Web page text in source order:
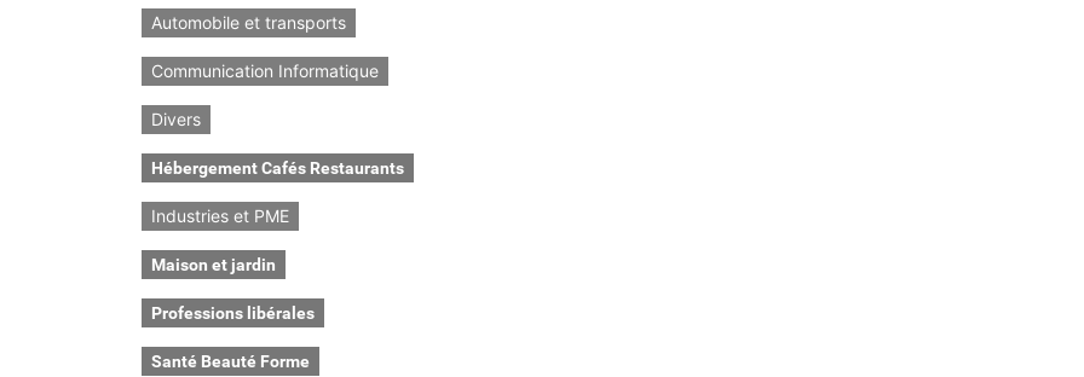
Automobile et transports
Communication Informatique
Divers
Hébergement Cafés Restaurants
Industries et PME
Maison et jardin
Professions libérales
Santé Beauté Forme